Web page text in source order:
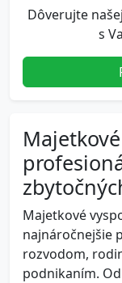
Dôverujte
s
Majetkové
najnáročnejšie
rozvodom,
podnikaním.